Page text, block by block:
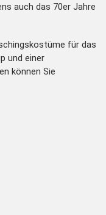
auch das 70er Jahre
für das
und einer
können Sie